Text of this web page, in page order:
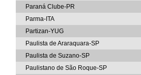
Paraná Clube-PR
Parma-ITA
Partizan-YUG
Paulista de Araraquara-SP
Paulista de Suzano-SP
Paulistano de São Roque-SP